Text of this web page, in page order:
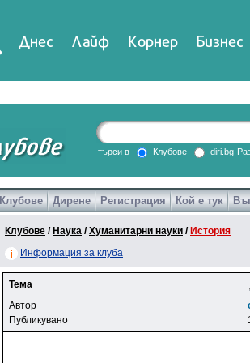
Днес Лайф Корнер Бизнес
търси в Клубове diri.bg
Клубове Дирене Регистрация Кой е тук
Клубове / Наука /Хуманитарни науки / История
Информация за клуба
Тема
Автор
Публикувано